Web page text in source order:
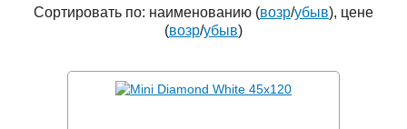
Сортировать по: наименованию (возр/убыв), цене
(возр/убыв)